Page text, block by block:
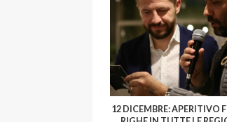
12 DICEMBRE: APERITIVO